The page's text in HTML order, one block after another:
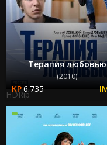
Терапия любовью
(2010)
6.735
HDRip